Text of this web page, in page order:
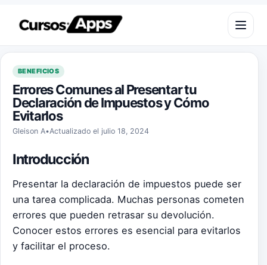
Saltar al contenido
Abrir
BENEFICIOS
Errores Comunes al Presentar tu
Declaración de Impuestos y Cómo
Evitarlos
Gleison A•Actualizado el julio 18, 2024
Introducción
Presentar la declaración de impuestos puede ser
una tarea complicada. Muchas personas cometen
errores que pueden retrasar su devolución.
Conocer estos errores es esencial para evitarlos
y facilitar el proceso.